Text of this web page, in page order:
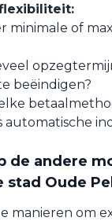
minimale of
beëindigen?
de andere
stad Oude
manieren om